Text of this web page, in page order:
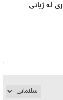
لە ژیانی